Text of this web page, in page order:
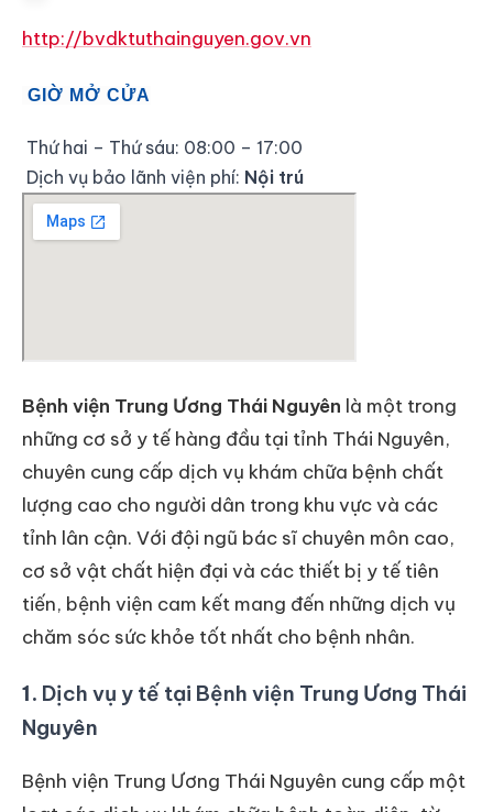
http://bvdktuthainguyen.gov.vn
GIỜ MỞ CỬA
Thứ hai – Thứ sáu: 08:00 – 17:00
Dịch vụ bảo lãnh viện phí: Nội trú
Bệnh viện Trung Ương Thái Nguyên là một trong
những cơ sở y tế hàng đầu tại tỉnh Thái Nguyên,
chuyên cung cấp dịch vụ khám chữa bệnh chất
lượng cao cho người dân trong khu vực và các
tỉnh lân cận. Với đội ngũ bác sĩ chuyên môn cao,
cơ sở vật chất hiện đại và các thiết bị y tế tiên
tiến, bệnh viện cam kết mang đến những dịch vụ
chăm sóc sức khỏe tốt nhất cho bệnh nhân.
1. Dịch vụ y tế tại Bệnh viện Trung Ương Thái
Nguyên
Bệnh viện Trung Ương Thái Nguyên cung cấp một